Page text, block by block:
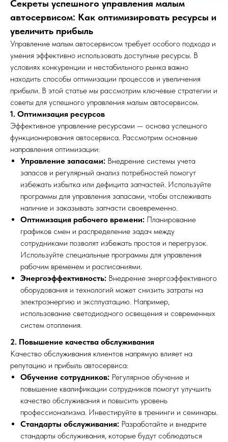
Секреты успешного управления малым
автосервисом: Как оптимизировать ресурсы и
увеличить прибыль
Управление малым автосервисом требует особого подхода и
умения эффективно использовать доступные ресурсы. В
условиях конкуренции и нестабильного рынка важно
находить способы оптимизации процессов и увеличения
прибыли. В этой статье мы рассмотрим ключевые стратегии и
советы для успешного управления малым автосервисом.
1. Оптимизация ресурсов
Эффективное управление ресурсами — основа успешного
функционирования автосервиса. Рассмотрим основные
направления оптимизации:
Управление запасами: Внедрение системы учета
запасов и регулярный анализ потребностей помогут
избежать избытка или дефицита запчастей. Используйте
программы для управления запасами, чтобы отслеживать
наличие и заказывать запчасти своевременно.
Оптимизация рабочего времени: Планирование
графиков смен и распределение задач между
сотрудниками позволят избежать простоя и перегрузок.
Используйте специальные программы для управления
рабочим временем и расписаниями.
Энергоэффективность: Внедрение энергоэффективного
оборудования и технологий может снизить затраты на
электроэнергию и эксплуатацию. Например,
использование светодиодного освещения и современных
систем отопления.
2. Повышение качества обслуживания
Качество обслуживания клиентов напрямую влияет на
репутацию и прибыль автосервиса:
Обучение сотрудников: Регулярное обучение и
повышение квалификации сотрудников помогут улучшить
качество обслуживания и повысить уровень
профессионализма. Инвестируйте в тренинги и семинары.
Стандарты обслуживания: Разработайте и внедрите
стандарты обслуживания, которые будут соблюдаться